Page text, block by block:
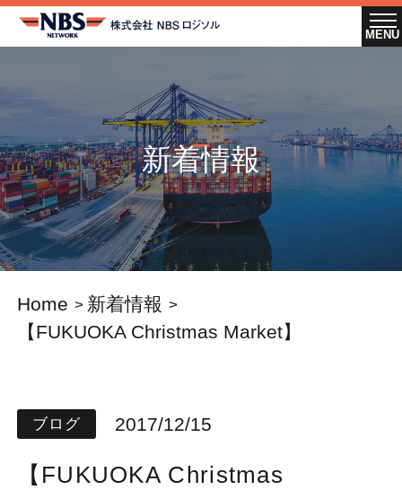
新着情報
Home
新着情報
【FUKUOKA Christmas Market】
ブログ 2017/12/15
【FUKUOKA Christmas